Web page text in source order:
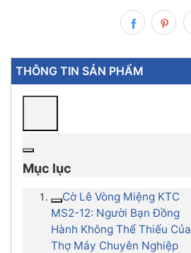
THÔNG TIN SẢN PHẨM
Mục lục
Cờ Lê Vòng Miệng KTC
MS2-12: Người Bạn Đồng
Hành Không Thể Thiếu Của
Thợ Máy Chuyên Nghiệp